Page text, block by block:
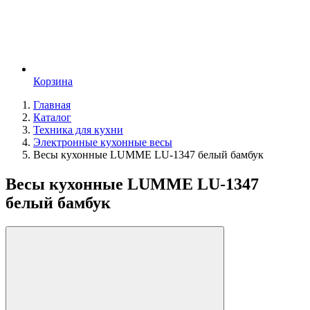
Корзина
Главная
Каталог
Техника для кухни
Электронные кухонные весы
Весы кухонные LUMME LU-1347 белый бамбук
Весы кухонные LUMME LU-1347
белый бамбук